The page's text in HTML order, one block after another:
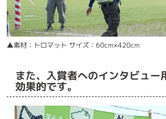
▲素材：トロマット サイズ：60cm×420cm
また、入賞者へのインタビュー
効果的です。